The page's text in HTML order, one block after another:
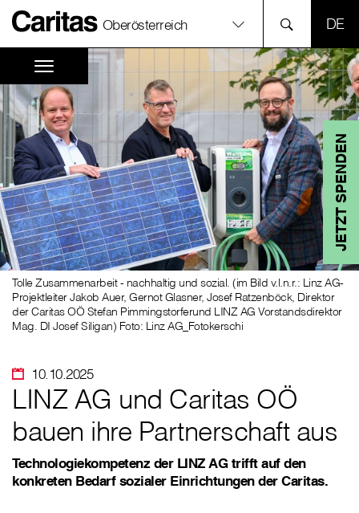
Oberösterreich
JETZT SPENDEN
10.10.2025
Tolle Zusammenarbeit - nachhaltig und sozial. (im Bild v.l.n.r.: Linz AG-
Projektleiter Jakob Auer, Gernot Glasner, Josef Ratzenböck, Direktor
der Caritas OÖ Stefan Pimmingstorferund LINZ AG Vorstandsdirektor
Mag. DI Josef Siligan) Foto: Linz AG_Fotokerschi
LINZ AG und Caritas OÖ
bauen ihre Partnerschaft aus
Technologiekompetenz der LINZ AG trifft auf den
konkreten Bedarf sozialer Einrichtungen der Caritas.